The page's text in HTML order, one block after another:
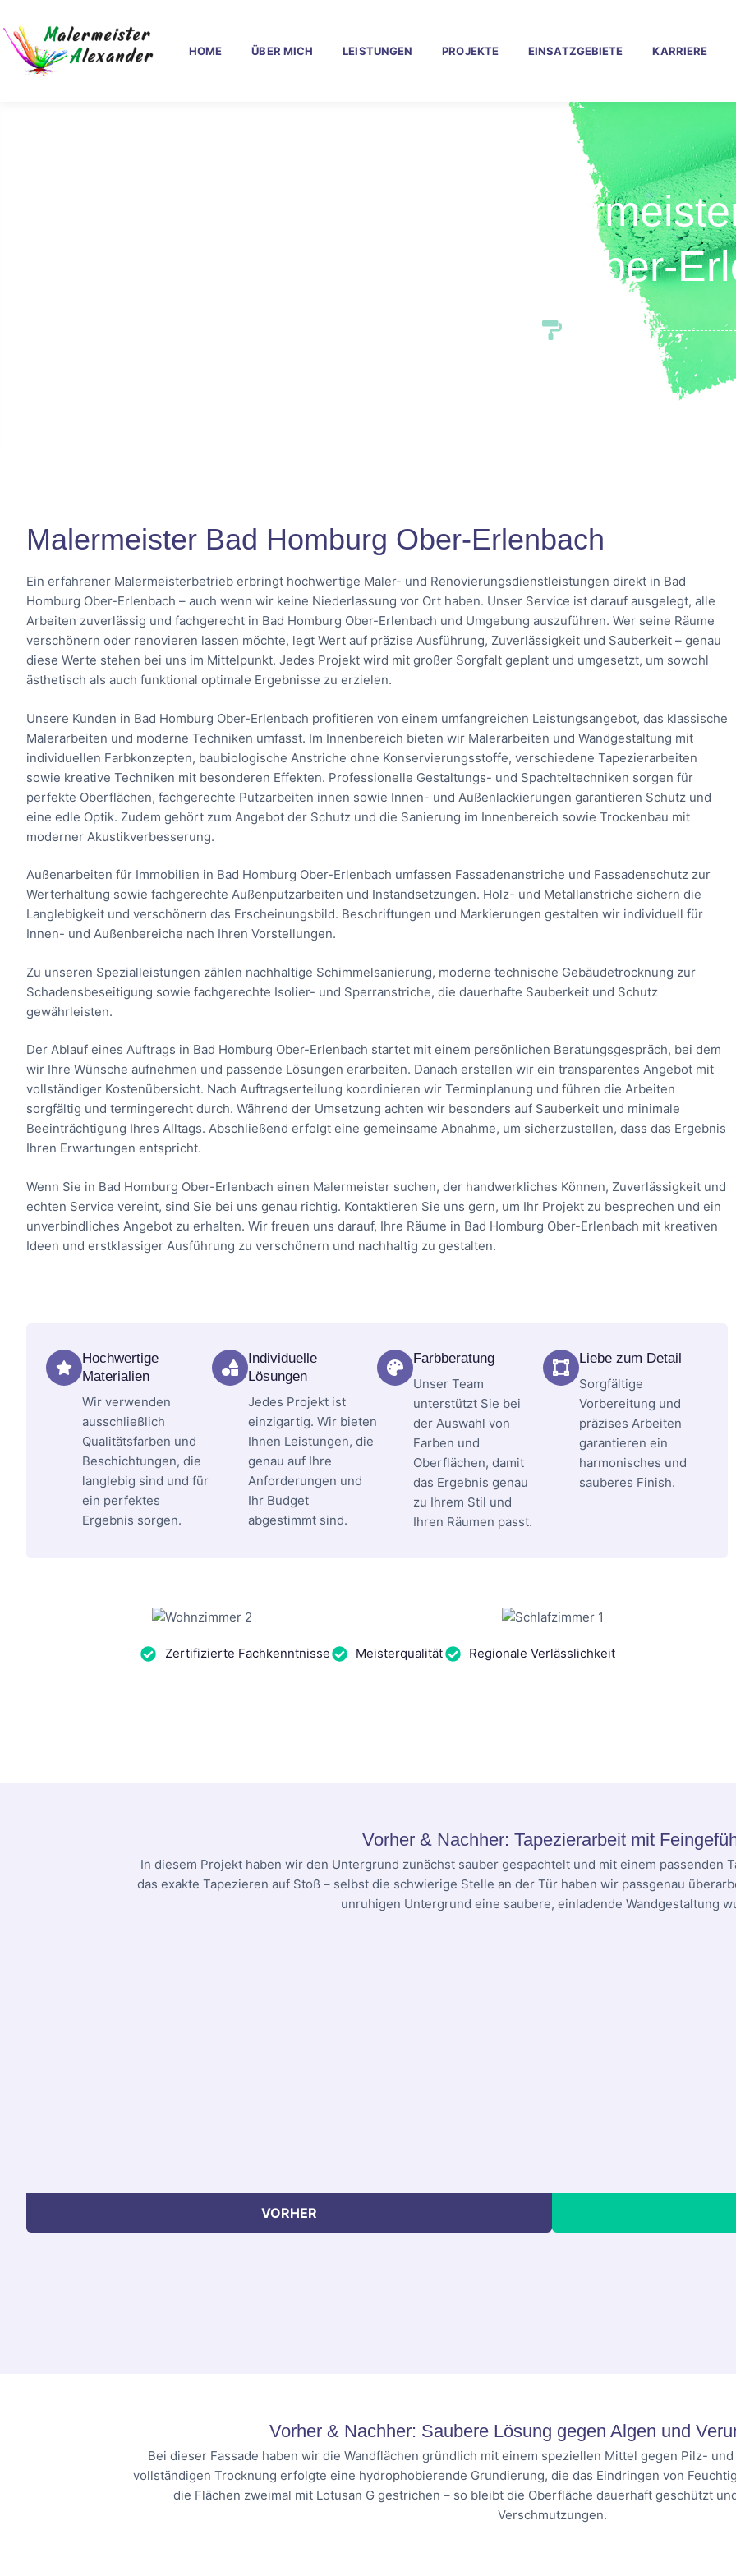
HOME ÜBER MICH LEISTUNGEN PROJEKTE EINSATZGEBIETE KARRIERE
Zuverlässiger
für Bad Homburg Ober-
Malermeister Bad Homburg Ober-Erlenbach
Ein erfahrener Malermeisterbetrieb erbringt hochwertige Maler- und Renovierungsdienstleistungen direkt in Bad
Homburg Ober-Erlenbach – auch wenn wir keine Niederlassung vor Ort haben. Unser Service ist darauf ausgelegt, alle
Arbeiten zuverlässig und fachgerecht in Bad Homburg Ober-Erlenbach und Umgebung auszuführen. Wer seine Räume
verschönern oder renovieren lassen möchte, legt Wert auf präzise Ausführung, Zuverlässigkeit und Sauberkeit – genau
diese Werte stehen bei uns im Mittelpunkt. Jedes Projekt wird mit großer Sorgfalt geplant und umgesetzt, um sowohl
ästhetisch als auch funktional optimale Ergebnisse zu erzielen.
Unsere Kunden in Bad Homburg Ober-Erlenbach profitieren von einem umfangreichen Leistungsangebot, das klassische
Malerarbeiten und moderne Techniken umfasst. Im Innenbereich bieten wir Malerarbeiten und Wandgestaltung mit
individuellen Farbkonzepten, baubiologische Anstriche ohne Konservierungsstoffe, verschiedene Tapezierarbeiten
sowie kreative Techniken mit besonderen Effekten. Professionelle Gestaltungs- und Spachteltechniken sorgen für
perfekte Oberflächen, fachgerechte Putzarbeiten innen sowie Innen- und Außenlackierungen garantieren Schutz und
eine edle Optik. Zudem gehört zum Angebot der Schutz und die Sanierung im Innenbereich sowie Trockenbau mit
moderner Akustikverbesserung.
Außenarbeiten für Immobilien in Bad Homburg Ober-Erlenbach umfassen Fassadenanstriche und Fassadenschutz zur
Werterhaltung sowie fachgerechte Außenputzarbeiten und Instandsetzungen. Holz- und Metallanstriche sichern die
Langlebigkeit und verschönern das Erscheinungsbild. Beschriftungen und Markierungen gestalten wir individuell für
Innen- und Außenbereiche nach Ihren Vorstellungen.
Zu unseren Spezialleistungen zählen nachhaltige Schimmelsanierung, moderne technische Gebäudetrocknung zur
Schadensbeseitigung sowie fachgerechte Isolier- und Sperranstriche, die dauerhafte Sauberkeit und Schutz
gewährleisten.
Der Ablauf eines Auftrags in Bad Homburg Ober-Erlenbach startet mit einem persönlichen Beratungsgespräch, bei dem
wir Ihre Wünsche aufnehmen und passende Lösungen erarbeiten. Danach erstellen wir ein transparentes Angebot mit
vollständiger Kostenübersicht. Nach Auftragserteilung koordinieren wir Terminplanung und führen die Arbeiten
sorgfältig und termingerecht durch. Während der Umsetzung achten wir besonders auf Sauberkeit und minimale
Beeinträchtigung Ihres Alltags. Abschließend erfolgt eine gemeinsame Abnahme, um sicherzustellen, dass das Ergebnis
Ihren Erwartungen entspricht.
Wenn Sie in Bad Homburg Ober-Erlenbach einen Malermeister suchen, der handwerkliches Können, Zuverlässigkeit und
echten Service vereint, sind Sie bei uns genau richtig. Kontaktieren Sie uns gern, um Ihr Projekt zu besprechen und ein
unverbindliches Angebot zu erhalten. Wir freuen uns darauf, Ihre Räume in Bad Homburg Ober-Erlenbach mit kreativen
Ideen und erstklassiger Ausführung zu verschönern und nachhaltig zu gestalten.
Hochwertige
Materialien
Wir verwenden
ausschließlich
Qualitätsfarben und
Beschichtungen, die
langlebig sind und für
ein perfektes
Ergebnis sorgen.
Individuelle
Lösungen
Jedes Projekt ist
einzigartig. Wir bieten
Ihnen Leistungen, die
genau auf Ihre
Anforderungen und
Ihr Budget
abgestimmt sind.
Farbberatung
Unser Team
unterstützt Sie bei
der Auswahl von
Farben und
Oberflächen, damit
das Ergebnis genau
zu Ihrem Stil und
Ihren Räumen passt.
Liebe zum Detail
Sorgfältige
Vorbereitung und
präzises Arbeiten
garantieren ein
harmonisches und
sauberes Finish.
Zertifizierte Fachkenntnisse Meisterqualität Regionale Verlässlichkeit
Vorher & Nachher: Tapezierarbeit mit
In diesem Projekt haben wir den Untergrund zunächst sauber gespachtelt und mit einem passenden
das exakte Tapezieren auf Stoß – selbst die schwierige Stelle an der Tür haben wir passgenau
unruhigen Untergrund eine saubere, einladende Wandgestaltung
VORHER
Vorher & Nachher: Saubere Lösung gegen Algen und
Bei dieser Fassade haben wir die Wandflächen gründlich mit einem speziellen Mittel gegen Pilz-
vollständigen Trocknung erfolgte eine hydrophobierende Grundierung, die das Eindringen von
die Flächen zweimal mit Lotusan G gestrichen – so bleibt die Oberfläche dauerhaft geschützt
Verschmutzungen.